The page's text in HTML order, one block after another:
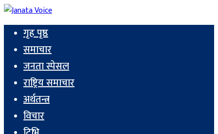
गृह पृष्ठ
समाचार
जनता स्पेसल
राष्ट्रिय समाचार
अर्थतन्त्र
विचार